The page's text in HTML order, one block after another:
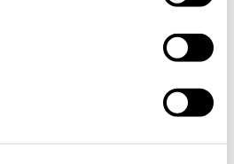
formuläret och följ anvisningarna.